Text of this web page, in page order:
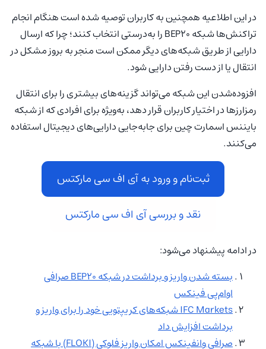
در این اطلاعیه همچنین به کاربران توصیه شده است هنگام انجام
تراکنش‌ها شبکه BEP20 را به‌درستی انتخاب کنند؛ چرا که ارسال
دارایی از طریق شبکه‌های دیگر ممکن است منجر به بروز مشکل در
انتقال یا از دست رفتن دارایی شود.
افزوده‌شدن این شبکه می‌تواند گزینه‌های بیشتری را برای انتقال
رمزارزها در اختیار کاربران قرار دهد، به‌ویژه برای افرادی که از شبکه
بایننس اسمارت چین برای جابه‌جایی دارایی‌های دیجیتال استفاده
می‌کنند.
ثبت‌نام و ورود به آی اف سی مارکتس
نقد و بررسی آی اف سی مارکتس
در ادامه پیشنهاد می‌شود:
بسته شدن واریز و برداشت در شبکه BEP20 صرافی
اوام‌پی فینکس
IFC Markets شبکه‌های کریپتویی خود را برای واریز و
برداشت افزایش داد
صرافی وانفینکس امکان واریز فلوکی (FLOKI) با شبکه